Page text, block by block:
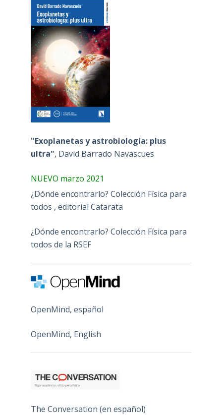
"Exoplanetas y astrobiología: plus
ultra", David Barrado Navascues
NUEVO marzo 2021
¿Dónde encontrarlo? Colección Física para
todos , editorial Catarata
¿Dónde encontrarlo? Colección Física para
todos de la RSEF
OpenMind, español
OpenMind, English
The Conversation (en español)